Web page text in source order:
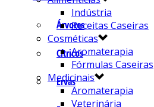
Árvores
Cítricos
Ervas
Indústria
Receitas Caseiras
Cosméticas
Aromaterapia
Fórmulas Caseiras
Medicinais
Aromaterapia
Veterinária